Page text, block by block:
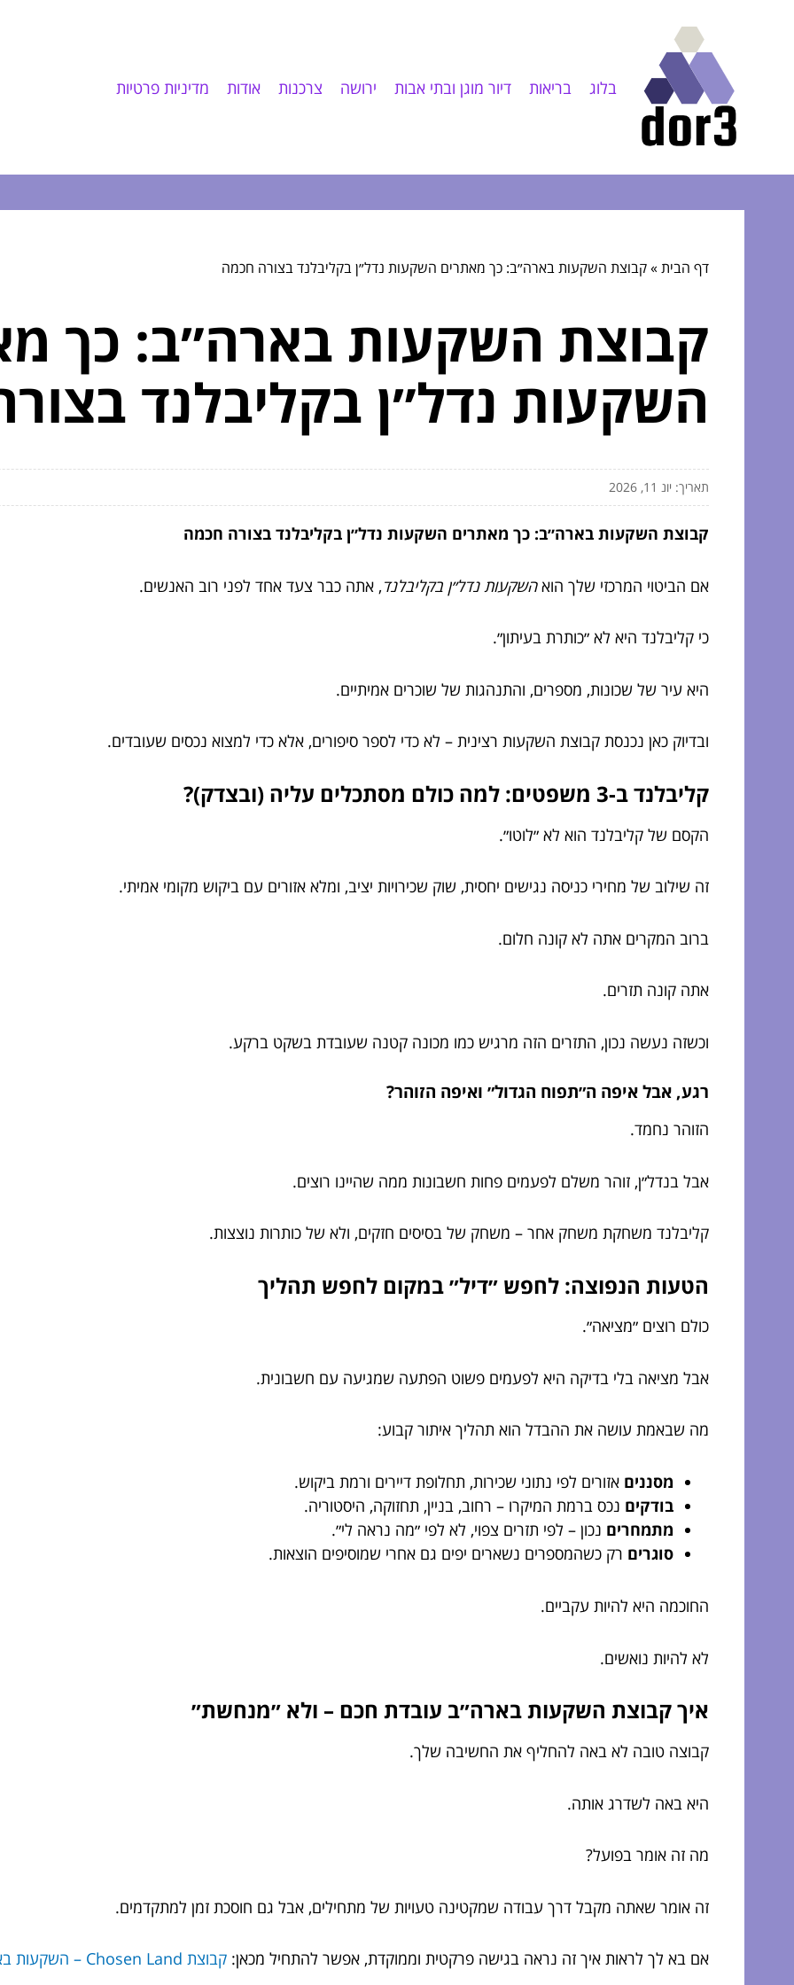
בלוג בריאות דיור מוגן ובתי אבות ירושה צרכנות אודות מדיניות פרטיות
דף הבית»קבוצת השקעות בארה״ב: כך מאתרים השקעות נדל״ן בקליבלנד בצורה חכמה
קבוצת השקעות בארה״ב: כך
השקעות נדל״ן בקליבלנד
תאריך: יונ 11, 2026
קבוצת השקעות בארה״ב: כך מאתרים השקעות נדל״ן בקליבלנד בצורה חכמה
אם הביטוי המרכזי שלך הואהשקעות נדל״ן בקליבלנד, אתה כבר צעד אחד לפני רוב האנשים.
כי קליבלנד היא לא ״כותרת בעיתון״.
היא עיר של שכונות, מספרים, והתנהגות של שוכרים אמיתיים.
ובדיוק כאן נכנסת קבוצת השקעות רצינית – לא כדי לספר סיפורים, אלא כדי למצוא נכסים שעובדים.
קליבלנד ב-3 משפטים: למה כולם מסתכלים עליה (ובצדק)?
הקסם של קליבלנד הוא לא ״לוטו״.
זה שילוב של מחירי כניסה נגישים יחסית, שוק שכירויות יציב, ומלא אזורים עם ביקוש מקומי אמיתי.
ברוב המקרים אתה לא קונה חלום.
אתה קונה תזרים.
וכשזה נעשה נכון, התזרים הזה מרגיש כמו מכונה קטנה שעובדת בשקט ברקע.
רגע, אבל איפה ה״תפוח הגדול״ ואיפה הזוהר?
הזוהר נחמד.
אבל בנדל״ן, זוהר משלם לפעמים פחות חשבונות ממה שהיינו רוצים.
קליבלנד משחקת משחק אחר – משחק של בסיסים חזקים, ולא של כותרות נוצצות.
הטעות הנפוצה: לחפש ״דיל״ במקום לחפש תהליך
כולם רוצים ״מציאה״.
אבל מציאה בלי בדיקה היא לפעמים פשוט הפתעה שמגיעה עם חשבונית.
מה שבאמת עושה את ההבדל הוא תהליך איתור קבוע:
מסננים אזורים לפי נתוני שכירות, תחלופת דיירים ורמת ביקוש.
בודקים נכס ברמת המיקרו – רחוב, בניין, תחזוקה, היסטוריה.
מתמחרים נכון – לפי תזרים צפוי, לא לפי ״מה נראה לי״.
סוגרים רק כשהמספרים נשארים יפים גם אחרי שמוסיפים הוצאות.
החוכמה היא להיות עקביים.
לא להיות נואשים.
איך קבוצת השקעות בארה״ב עובדת חכם – ולא ״מנחשת״
קבוצה טובה לא באה להחליף את החשיבה שלך.
היא באה לשדרג אותה.
מה זה אומר בפועל?
זה אומר שאתה מקבל דרך עבודה שמקטינה טעויות של מתחילים, אבל גם חוסכת זמן למתקדמים.
אם בא לך לראות איך זה נראה בגישה פרקטית וממוקדת, אפשר להתחיל מכאן: קבוצת Chosen Land – השקעות בארה״ב